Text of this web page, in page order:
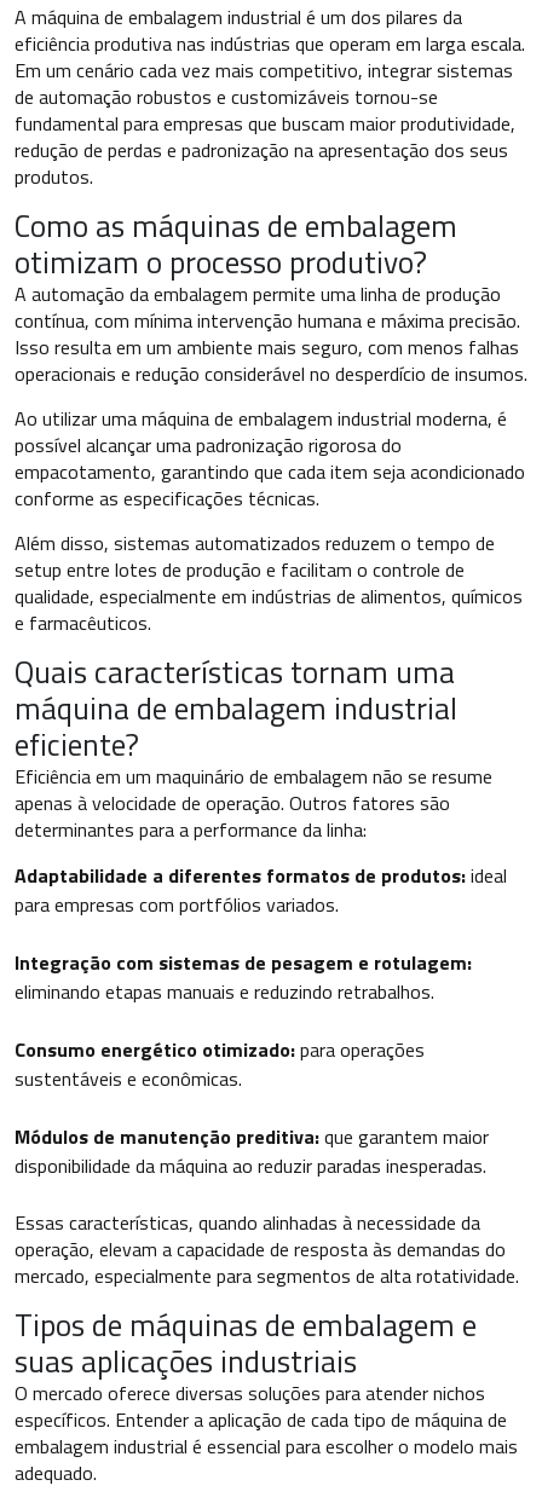
A máquina de embalagem industrial é um dos pilares da
eficiência produtiva nas indústrias que operam em larga escala.
Em um cenário cada vez mais competitivo, integrar sistemas
de automação robustos e customizáveis tornou-se
fundamental para empresas que buscam maior produtividade,
redução de perdas e padronização na apresentação dos seus
produtos.
Como as máquinas de embalagem
otimizam o processo produtivo?
A automação da embalagem permite uma linha de produção
contínua, com mínima intervenção humana e máxima precisão.
Isso resulta em um ambiente mais seguro, com menos falhas
operacionais e redução considerável no desperdício de insumos.
Ao utilizar uma máquina de embalagem industrial moderna, é
possível alcançar uma padronização rigorosa do
empacotamento, garantindo que cada item seja acondicionado
conforme as especificações técnicas.
Além disso, sistemas automatizados reduzem o tempo de
setup entre lotes de produção e facilitam o controle de
qualidade, especialmente em indústrias de alimentos, químicos
e farmacêuticos.
Quais características tornam uma
máquina de embalagem industrial
eficiente?
Eficiência em um maquinário de embalagem não se resume
apenas à velocidade de operação. Outros fatores são
determinantes para a performance da linha:
Adaptabilidade a diferentes formatos de produtos:ideal
para empresas com portfólios variados.
Integração com sistemas de pesagem e rotulagem:
eliminando etapas manuais e reduzindo retrabalhos.
Consumo energético otimizado:para operações
sustentáveis e econômicas.
Módulos de manutenção preditiva:que garantem maior
disponibilidade da máquina ao reduzir paradas inesperadas.
Essas características, quando alinhadas à necessidade da
operação, elevam a capacidade de resposta às demandas do
mercado, especialmente para segmentos de alta rotatividade.
Tipos de máquinas de embalagem e
suas aplicações industriais
O mercado oferece diversas soluções para atender nichos
específicos. Entender a aplicação de cada tipo de máquina de
embalagem industrial é essencial para escolher o modelo mais
adequado.